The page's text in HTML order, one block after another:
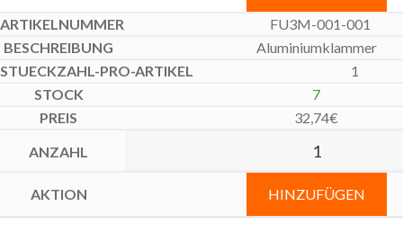
FU3M-001-001
Aluminiumklammer
1
7
32,74€
HINZUFÜGEN